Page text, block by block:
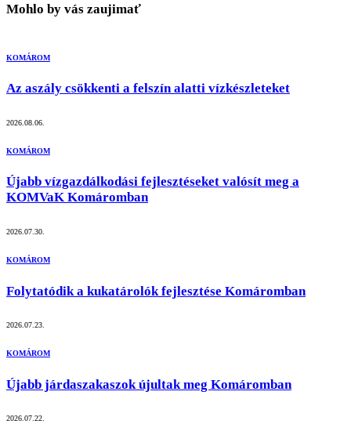
Mohlo by vás zaujimať
KOMÁROM
Az aszály csökkenti a felszín alatti vízkészleteket
2026.08.06.
KOMÁROM
Újabb vízgazdálkodási fejlesztéseket valósít meg a
KOMVaK Komáromban
2026.07.30.
KOMÁROM
Folytatódik a kukatárolók fejlesztése Komáromban
2026.07.23.
KOMÁROM
Újabb járdaszakaszok újultak meg Komáromban
2026.07.22.